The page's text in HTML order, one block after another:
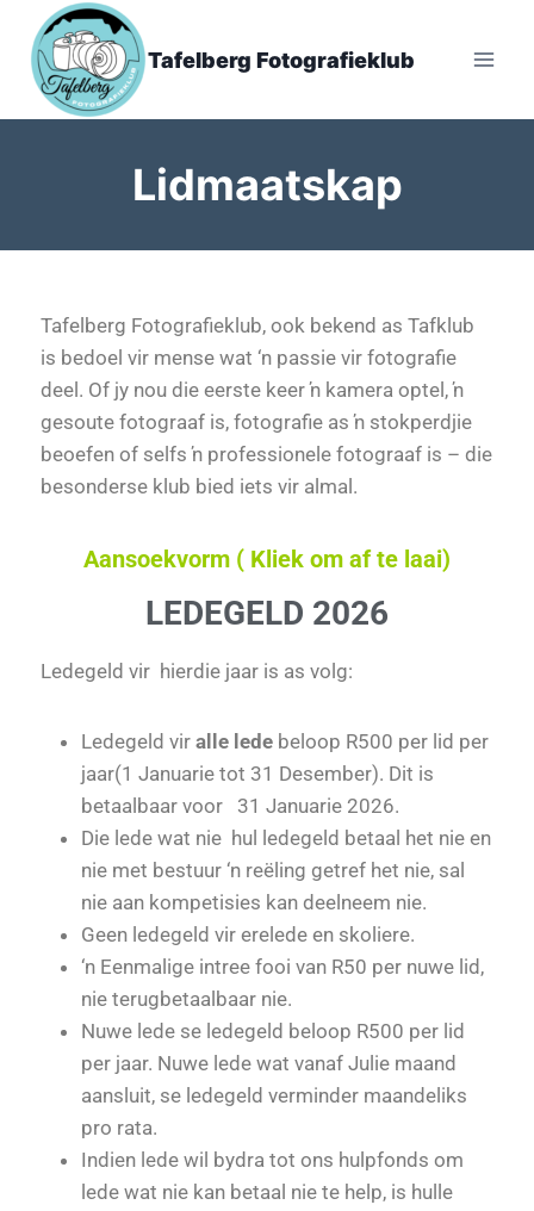
Tafelberg Fotografieklub
Lidmaatskap
Tafelberg Fotografieklub, ook bekend as Tafklub
is bedoel vir mense wat ‘n passie vir fotografie
deel. Of jy nou die eerste keer ŉ kamera optel, ŉ
gesoute fotograaf is, fotografie as ŉ stokperdjie
beoefen of selfs ŉ professionele fotograaf is – die
besonderse klub bied iets vir almal.
Aansoekvorm ( Kliek om af te laai)
LEDEGELD 2026
Ledegeld vir hierdie jaar is as volg:
Ledegeld vir alle lede beloop R500 per lid per
jaar(1 Januarie tot 31 Desember). Dit is
betaalbaar voor 31 Januarie 2026.
Die lede wat nie hul ledegeld betaal het nie en
nie met bestuur ‘n reëling getref het nie, sal
nie aan kompetisies kan deelneem nie.
Geen ledegeld vir erelede en skoliere.
‘n Eenmalige intree fooi van R50 per nuwe lid,
nie terugbetaalbaar nie.
Nuwe lede se ledegeld beloop R500 per lid
per jaar. Nuwe lede wat vanaf Julie maand
aansluit, se ledegeld verminder maandeliks
pro rata.
Indien lede wil bydra tot ons hulpfonds om
lede wat nie kan betaal nie te help, is hulle